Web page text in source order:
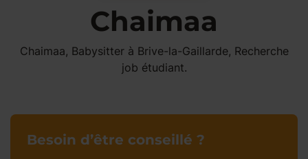
Chaimaa
Chaimaa, Babysitter à Brive-la-Gaillarde, Recherche
job étudiant.
Besoin d’être conseillé ?